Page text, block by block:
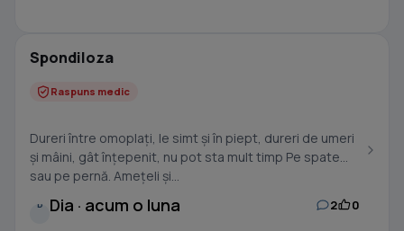
Spondiloza
Raspuns medic
Dureri între omoplați, le simt și în piept, dureri de umeri
și mâini, gât înțepenit, nu pot sta mult timp Pe spate
sau pe pernă. Amețeli și...
D Dia · acum o luna 2 0